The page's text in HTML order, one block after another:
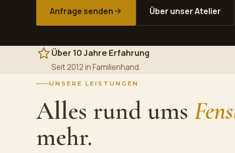
Anfrage senden Über unser Atelier
Über 10 Jahre Erfahrung
Seit 2012 in Familienhand.
UNSERE LEISTUNGEN
Alles rund ums
mehr.